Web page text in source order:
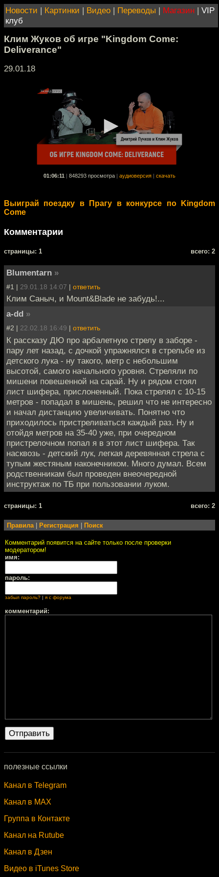
Новости | Картинки | Видео | Переводы | Магазин | VIP
клуб
Клим Жуков об игре "Kingdom Come:
Deliverance"
29.01.18
01:06:11 848293 просмотра аудиоверсия скачать
Выиграй поездку в Прагу в конкурсе по Kingdom
Come
Комментарии
cтраницы: 1 всего: 2
Blumentarn »
#1 | 29.01.18 14:07 | ответить
Клим Саныч, и Mount&Blade не забудь!...
a-dd »
#2 | 22.02.18 16:49 | ответить
К рассказу ДЮ про арбалетную стрелу в заборе -
пару лет назад, с дочкой упражнялся в стрельбе из
детского лука - ну такого, метр с небольшим
высотой, самого начального уровня. Стреляли по
мишени повешенной на сарай. Ну и рядом стоял
лист шифера, прислоненный. Пока стрелял с 10-15
метров - попадал в мишень, решил что не интересно
и начал дистанцию увеличивать. Понятно что
приходилось пристреливаться каждый раз. Ну и
отойдя метров на 35-40 уже, при очередном
пристрелочном попал я в этот лист шифера. Так
насквозь - детский лук, легкая деревянная стрела с
тупым жестяным наконечником. Много думал. Всем
родственникам был проведен внеочередной
инструктаж по ТБ при пользовании луком.
cтраницы: 1 всего: 2
Правила | Регистрация | Поиск
Комментарий появится на сайте только после проверки
модератором!
имя:
пароль:
забыл пароль? | я с форума
комментарий:
полезные ссылки
Канал в Telegram
Канал в MAX
Группа в Контакте
Канал на Rutube
Канал в Дзен
Видео в iTunes Store